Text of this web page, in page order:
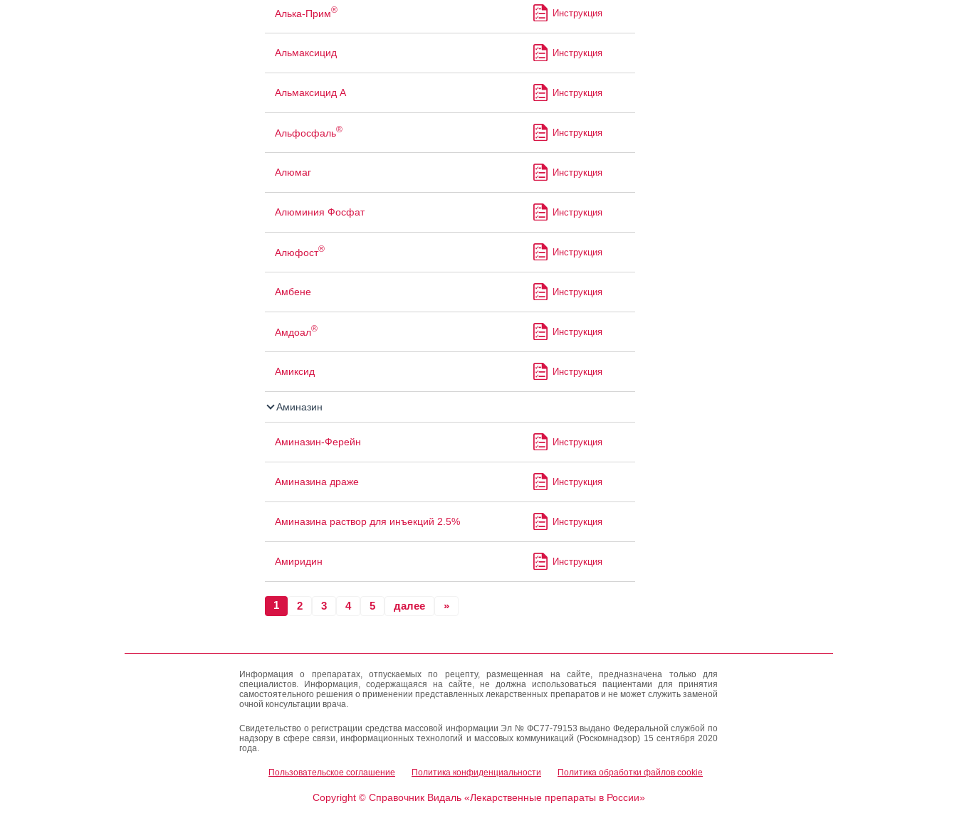
Алька-Прим® Инструкция
Альмаксицид Инструкция
Альмаксицид А Инструкция
Альфосфаль® Инструкция
Алюмаг Инструкция
Алюминия Фосфат Инструкция
Алюфост® Инструкция
Амбене Инструкция
Амдоал® Инструкция
Амиксид Инструкция
Аминазин
Аминазин-Ферейн Инструкция
Аминазина драже Инструкция
Аминазина раствор для инъекций 2.5% Инструкция
Амиридин Инструкция
1 2 3 4 5 далее »
Информация о препаратах, отпускаемых по рецепту, размещенная на сайте, предназначена только для
специалистов. Информация, содержащаяся на сайте, не должна использоваться пациентами для принятия
самостоятельного решения о применении представленных лекарственных препаратов и не может служить заменой
очной консультации врача.
Свидетельство о регистрации средства массовой информации Эл № ФС77-79153 выдано Федеральной службой по
надзору в сфере связи, информационных технологий и массовых коммуникаций (Роскомнадзор) 15 сентября 2020
года.
Пользовательское соглашение Политика конфиденциальности Политика обработки файлов cookie
Copyright ©Справочник Видаль «Лекарственные препараты в России»